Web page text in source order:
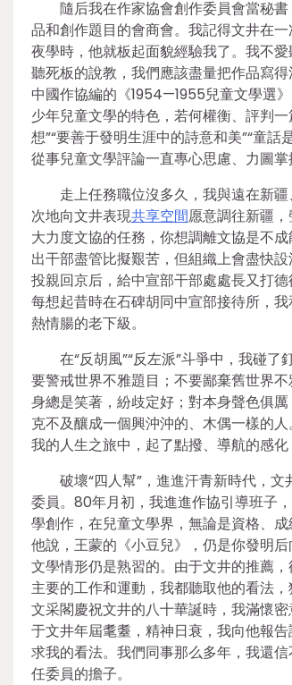
隨后我在作家協會創作委員會當秘
品和創作題目的會商會。我記得文井在
夜學時，他就板起面貌經驗我了。我不
聽死板的說教，我們應該盡量把作品寫
中國作協編的《1954—1955兒童文學選
少年兒童文學的特色，若何權衡、評判
想”“要善于發明生涯中的詩意和美”“童
從事兒童文學評論一直專心思慮、力圖掌
走上任務職位沒多久，我與遠在新
次地向文井表現共享空間愿意調往新疆
大力度文協的任務，你想調離文協是不
出干部盡管比擬艱苦，但組織上會盡快
投親回京后，給中宣部干部處處長又打
每想起昔時在石碑胡同中宣部接待所，
熱情腸的老下級。
在“反胡風”“反左派”斗爭中，我碰
要警戒世界不雅題目；不要鄙棄舊世界
身總是笑著，紛歧定好；對本身聲色俱
克不及釀成一個興沖沖的、木偶一樣的
我的人生之旅中，起了點撥、導航的感化
破壞“四人幫”，進進汗青新時代，
委員。80年月初，我進進作協引導班子
學創作，在兒童文學界，無論是資格、
他說，王蒙的《小豆兒》，仍是你發明
文學情形仍是熟習的。由于文井的推薦
主要的工作和運動，我都聽取他的看法
文采閣慶祝文井的八十華誕時，我滿懷
于文井年屆耄耋，精神日衰，我向他報
求我的看法。我們同事那么多年，我還
任委員的擔子。